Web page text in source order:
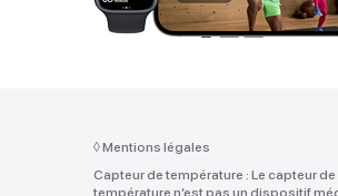
◊Mentions légales
Capteur de température : Le capteur de